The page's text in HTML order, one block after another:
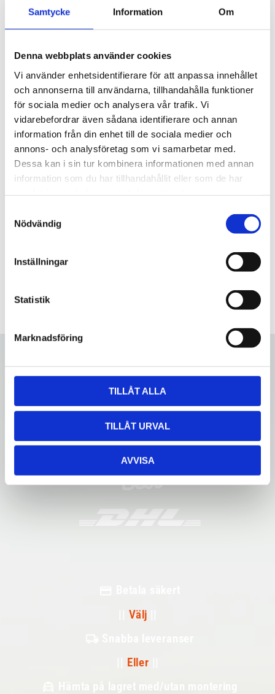
Samtycke Information Om
Denna webbplats använder cookies
Vi använder enhetsidentifierare för att anpassa innehållet
och annonserna till användarna, tillhandahålla funktioner
för sociala medier och analysera vår trafik. Vi
vidarebefordrar även sådana identifierare och annan
information från din enhet till de sociala medier och
annons- och analysföretag som vi samarbetar med.
Dessa kan i sin tur kombinera informationen med annan
information som du har tillhandahållit eller som de har
Nödvändig
Inställningar
Statistik
Marknadsföring
TILLÅT ALLA
TILLÅT URVAL
AVVISA
3 945kr
Välj
Eller
Hämta på lagret med/utan montering